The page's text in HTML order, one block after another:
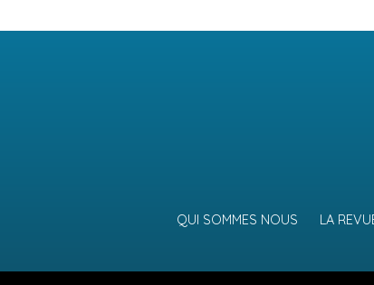
QUI SOMMES NOUS LA